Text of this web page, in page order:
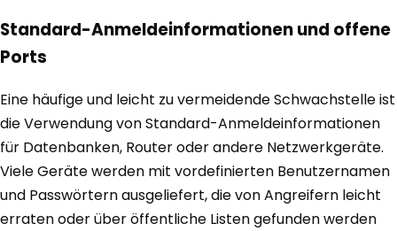
Standard-Anmeldeinformationen und offene
Ports
Eine häufige und leicht zu vermeidende Schwachstelle ist
die Verwendung von Standard-Anmeldeinformationen
für Datenbanken, Router oder andere Netzwerkgeräte.
Viele Geräte werden mit vordefinierten Benutzernamen
und Passwörtern ausgeliefert, die von Angreifern leicht
erraten oder über öffentliche Listen gefunden werden